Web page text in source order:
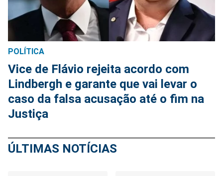
POLÍTICA
Vice de Flávio rejeita acordo com
Lindbergh e garante que vai levar o
caso da falsa acusação até o fim na
Justiça
ÚLTIMAS NOTÍCIAS